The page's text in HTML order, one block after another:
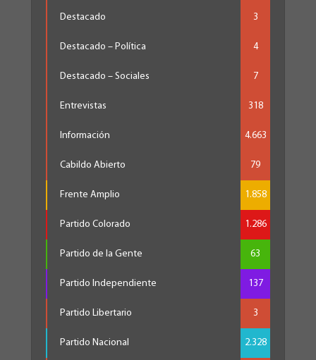
Destacado 3
Destacado – Política 4
Destacado – Sociales 7
Entrevistas 318
Información 4.663
Cabildo Abierto 79
Frente Amplio 1.858
Partido Colorado 1.286
Partido de la Gente 63
Partido Independiente 137
Partido Libertario 3
Partido Nacional 2.328